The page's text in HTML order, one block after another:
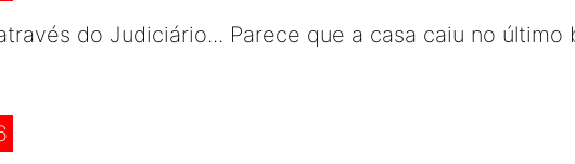
do Judiciário... Parece que a casa caiu no último